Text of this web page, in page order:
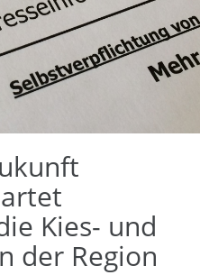
Kies- und
der Region